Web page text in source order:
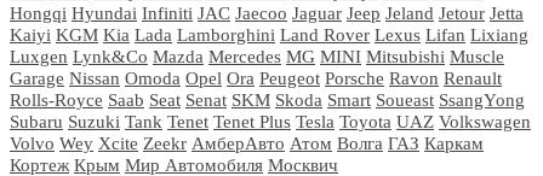
Hongqi Hyundai Infiniti JAC Jaecoo Jaguar Jeep Jeland Jetour Jetta
Kaiyi KGM Kia Lada Lamborghini Land Rover Lexus Lifan Lixiang
Luxgen Lynk&Co Mazda Mercedes MG MINI Mitsubishi Muscle
Garage Nissan Omoda Opel Ora Peugeot Porsche Ravon Renault
Rolls-Royce Saab Seat Senat SKM Skoda Smart Soueast SsangYong
Subaru Suzuki Tank Tenet Tenet Plus Tesla Toyota UAZ Volkswagen
Volvo Wey Xcite Zeekr АмберАвто Атом Волга ГАЗ Каркам
Кортеж Крым Мир Автомобиля Москвич